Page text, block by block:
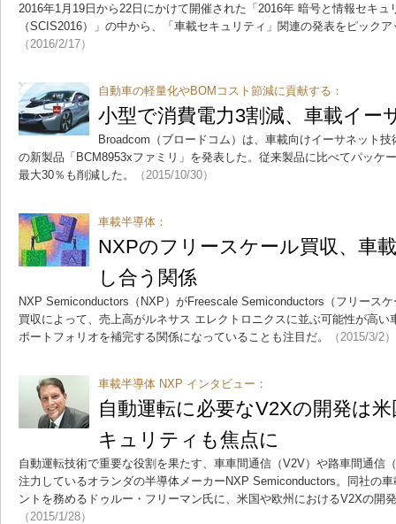
2016年1月19日から22日にかけて開催された「2016年 暗号と情報セキュ
（SCIS2016）」の中から、「車載セキュリティ」関連の発表をピック
（2016/2/17）
自動車の軽量化やBOMコスト節減に貢献する：
小型で消費電力3割減、車載イー
Broadcom（ブロードコム）は、車載向けイーサネット
の新製品「BCM8953xファミリ」を発表した。従来製品に比べてパッケ
最大30％も削減した。
（2015/10/30）
車載半導体：
NXPのフリースケール買収、車
し合う関係
NXP Semiconductors（NXP）がFreescale Semiconductors（フリース
買収によって、売上高がルネサス エレクトロニクスに並ぶ可能性が高
ポートフォリオを補完する関係になっていることも注目だ。
（2015/3/2）
車載半導体 NXP インタビュー：
自動運転に必要なV2Xの開発は
キュリティも焦点に
自動運転技術で重要な役割を果たす、車車間通信（V2V）や路車間通信
注力しているオランダの半導体メーカーNXP Semiconductors。同社の
ントを務めるドゥルー・フリーマン氏に、米国や欧州におけるV2Xの開
（2015/1/28）